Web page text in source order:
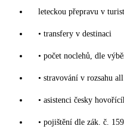
leteckou přepravu v
• transfery v destinaci
• počet noclehů, dle
• stravování v rozsahu
• asistenci česky
• pojištění dle zák. č.